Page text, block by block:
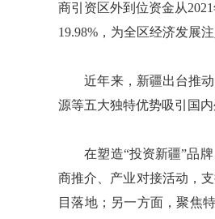
商引资区外到位资金从
19.98%，为全区经济发展
近年来，新疆出台推动
源等五大独特优势吸引国内
在塑造“投资新疆”品牌
商推介、产业对接活动，
目落地；另一方面，聚焦